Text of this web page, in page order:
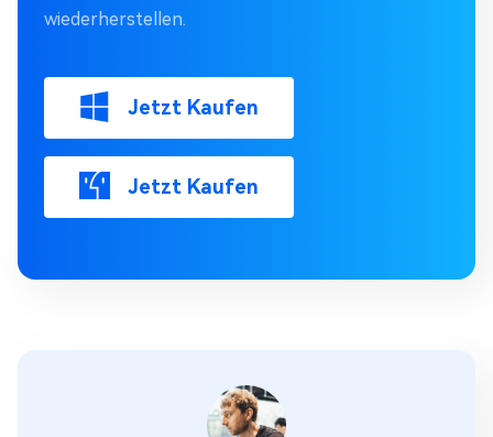
wiederherstellen.
Jetzt Kaufen
Jetzt Kaufen